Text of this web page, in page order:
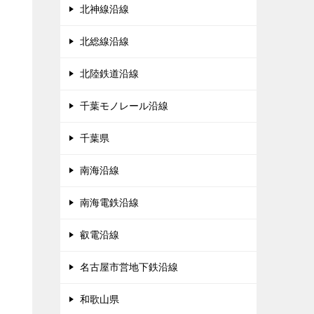
北神線沿線
北総線沿線
北陸鉄道沿線
千葉モノレール沿線
千葉県
南海沿線
南海電鉄沿線
叡電沿線
名古屋市営地下鉄沿線
和歌山県